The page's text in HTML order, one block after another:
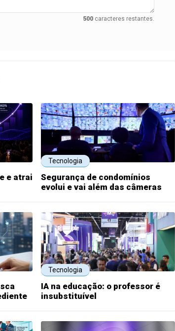
500caracteres restantes.
e atrai
Tecnologia
Segurança de condomínios
evolui e vai além das câmeras
Tecnologia
IA na educação: o professor é
insubstituível